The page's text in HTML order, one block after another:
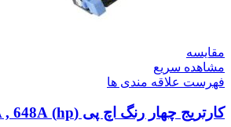
مقایسه
مشاهده سریع
فهرست علاقه مندی ها
کارتریج چهار رنگ اچ پی (hp) 647A , 648A